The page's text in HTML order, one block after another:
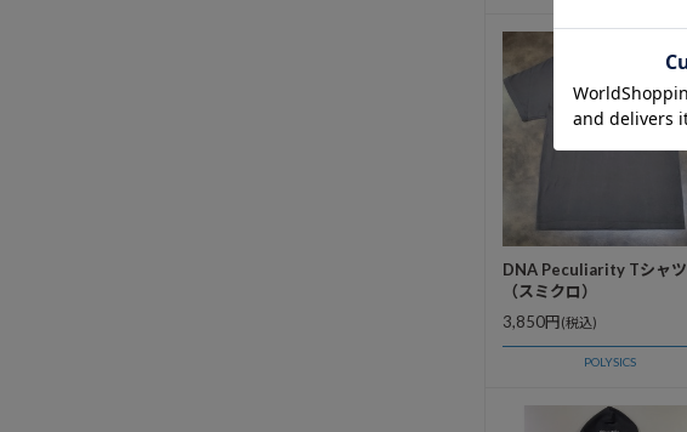
DNA Peculiarity Tシャツ
（スミクロ）
3,850円(税込)
POLYSICS